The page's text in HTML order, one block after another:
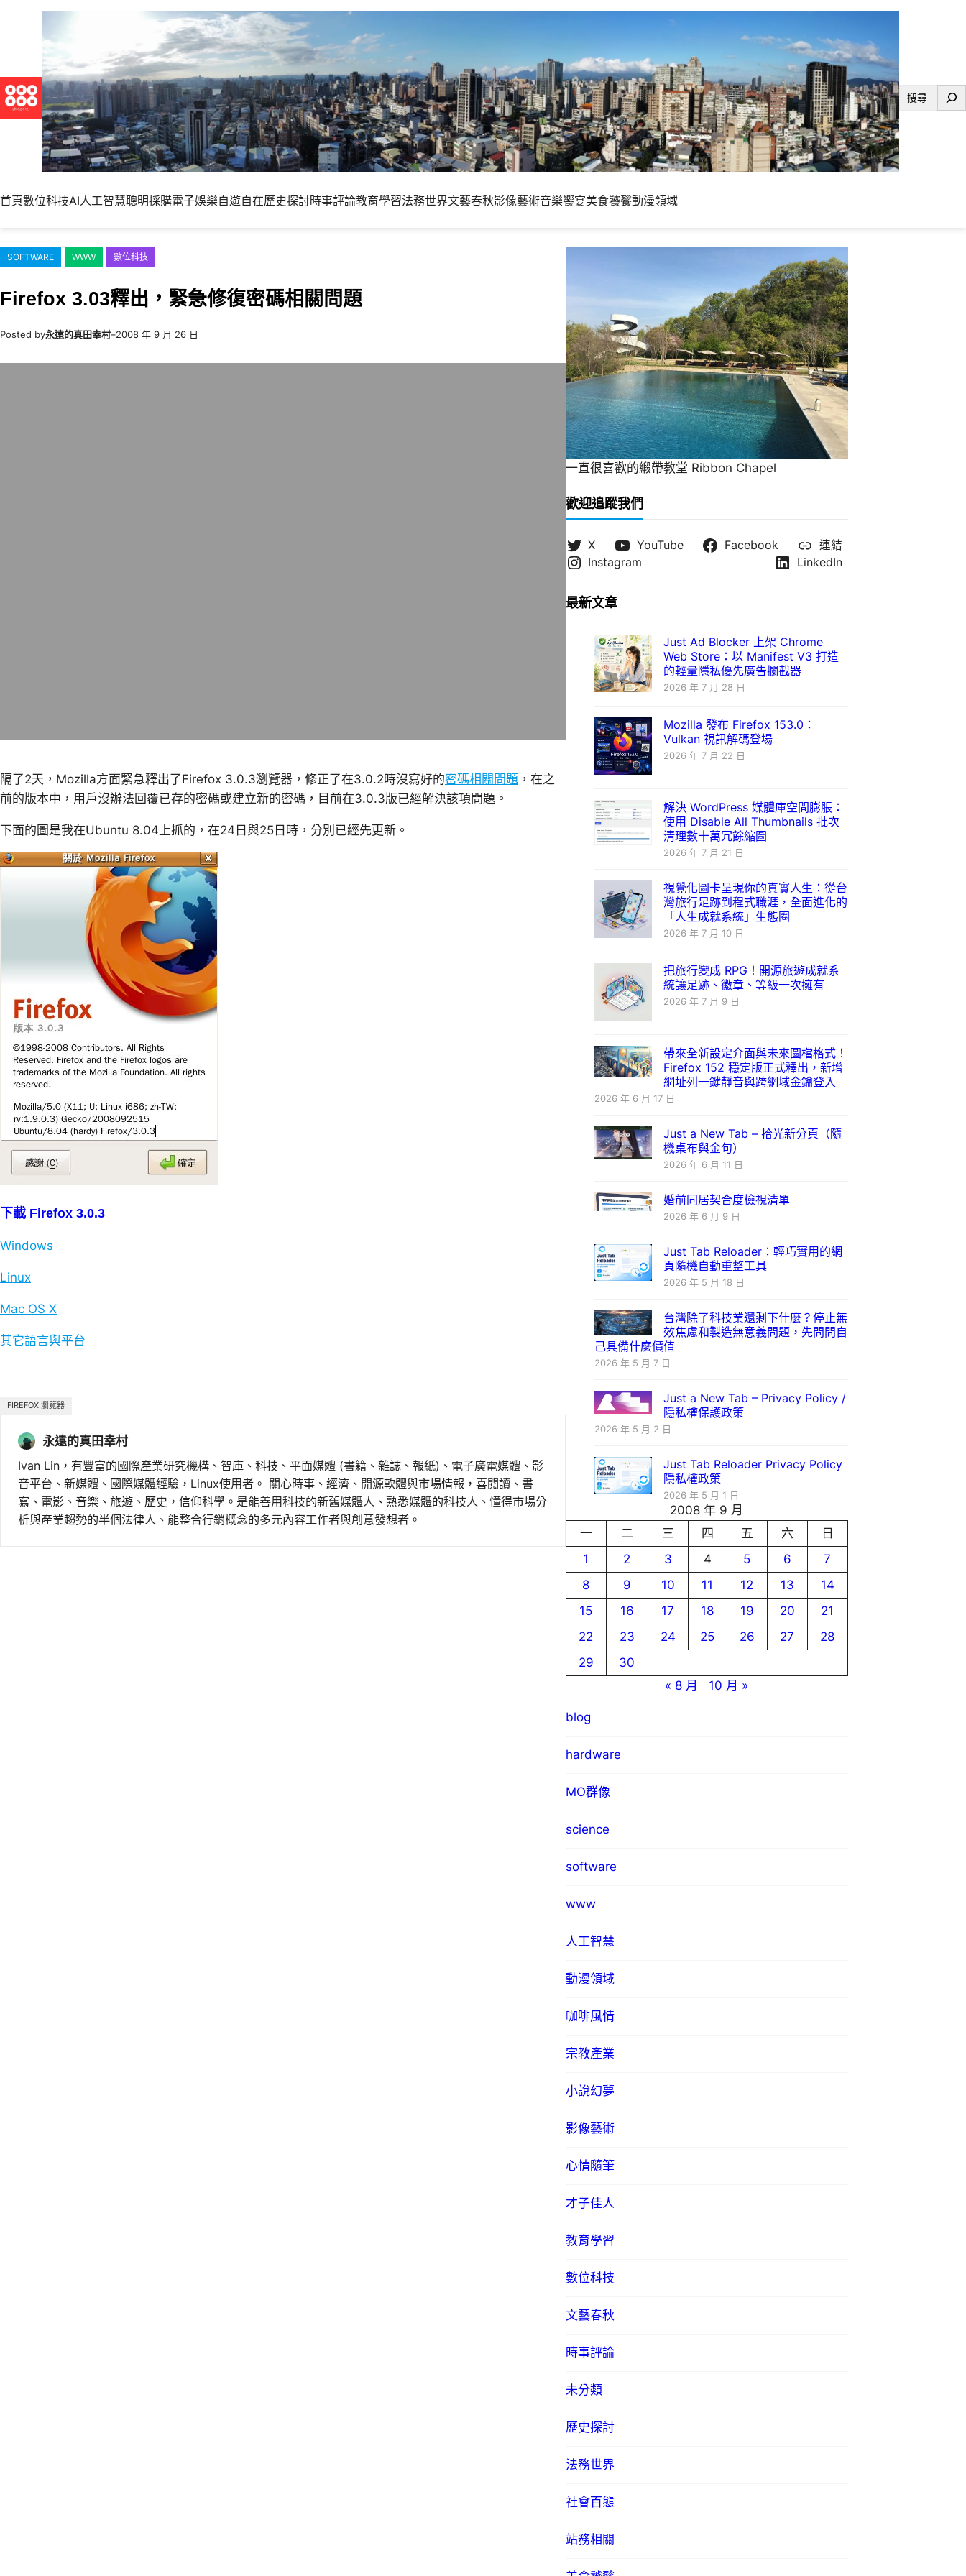
內
容
搜
首頁數位科技AI人工智慧聰明採購電子娛樂自遊自在歷史探討時事評論教育學習法務世界文藝春秋影像藝術音樂饗宴美食饕餮動漫領域
SOFTWARE WWW 數位科技
Firefox 3.03釋出，緊急修復密碼相關問題
Posted by永遠的真田幸村–2008 年 9 月 26 日
隔了2天，Mozilla方面緊急釋出了Firefox 3.0.3瀏覽器，修正了在3.0.2時沒寫好的密碼相關問題 ，在之
前的版本中，用戶沒辦法回覆已存的密碼或建立新的密碼，目前在3.0.3版已經解決該項問題。
下面的圖是我在Ubuntu 8.04上抓的，在24日與25日時，分別已經先更新。
下載 Firefox 3.0.3
Windows
Linux
Mac OS X
其它語言與平台
FIREFOX 瀏覽器
永遠的真田幸村
Ivan Lin，有豐富的國際產業研究機構、智庫、科技、平面媒體 (書籍、雜誌、報紙)、電子廣電媒體、影
音平台、新媒體、國際媒體經驗，Linux使用者。 關心時事、經濟、開源軟體與市場情報，喜閱讀、書
寫、電影、音樂、旅遊、歷史，信仰科學。是能善用科技的新舊媒體人、熟悉媒體的科技人、懂得市場分
析與產業趨勢的半個法律人、能整合行銷概念的多元內容工作者與創意發想者。
一直很喜歡的緞帶教堂 Ribbon Chapel
歡迎追蹤我們
X YouTube Facebook
連結
Instagram
LinkedIn
最新文章
Just Ad Blocker 上架 Chrome
Web Store：以 Manifest V3 打造
的輕量隱私優先廣告攔截器
2026 年 7 月 28 日
Mozilla 發布 Firefox 153.0：
Vulkan 視訊解碼登場
2026 年 7 月 22 日
解決 WordPress 媒體庫空間膨脹：
使用 Disable All Thumbnails 批次
清理數十萬冗餘縮圖
2026 年 7 月 21 日
視覺化圖卡呈現你的真實人生：從台
灣旅行足跡到程式職涯，全面進化的
「人生成就系統」生態圈
2026 年 7 月 10 日
把旅行變成 RPG！開源旅遊成就系
統讓足跡、徽章、等級一次擁有
2026 年 7 月 9 日
帶來全新設定介面與未來圖檔格式！
Firefox 152 穩定版正式釋出，新增
網址列一鍵靜音與跨網域金鑰登入
2026 年 6 月 17 日
Just a New Tab – 拾光新分頁（隨
機桌布與金句）
2026 年 6 月 11 日
婚前同居契合度檢視清單
2026 年 6 月 9 日
Just Tab Reloader：輕巧實用的網
頁隨機自動重整工具
2026 年 5 月 18 日
台灣除了科技業還剩下什麼？停止無
效焦慮和製造無意義問題，先問問自
己具備什麼價值
2026 年 5 月 7 日
Just a New Tab – Privacy Policy /
隱私權保護政策
2026 年 5 月 2 日
Just Tab Reloader Privacy Policy
隱私權政策
2026 年 5 月 1 日
2008 年 9 月
一
二 三 四 五 六
日
1
2 3 4 5 6
7
8
9 10 11 12 13
14
15
16 17 18 19 20
21
22
23 24 25 26 27
28
29
30
« 8 月
10 月 »
blog
hardware
MO群像
science
software
www
人工智慧
動漫領域
咖啡風情
宗教產業
小說幻夢
影像藝術
心情隨筆
才子佳人
教育學習
數位科技
文藝春秋
時事評論
未分類
歷史探討
法務世界
社會百態
站務相關